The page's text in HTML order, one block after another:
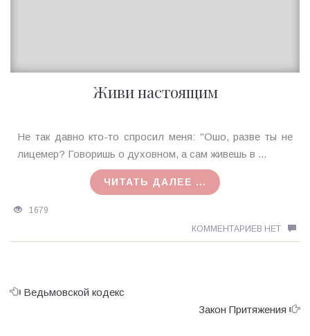
Живи настоящим
Ирина
MagicTantra
Не так давно кто-то спросил меня: "Ошо, разве ты не
лицемер? Говоришь о духовном, а сам живешь в ...
ЧИТАТЬ ДАЛЕЕ ...
1679
КОММЕНТАРИЕВ НЕТ
Ведьмовской кодекс
Закон Притяжения